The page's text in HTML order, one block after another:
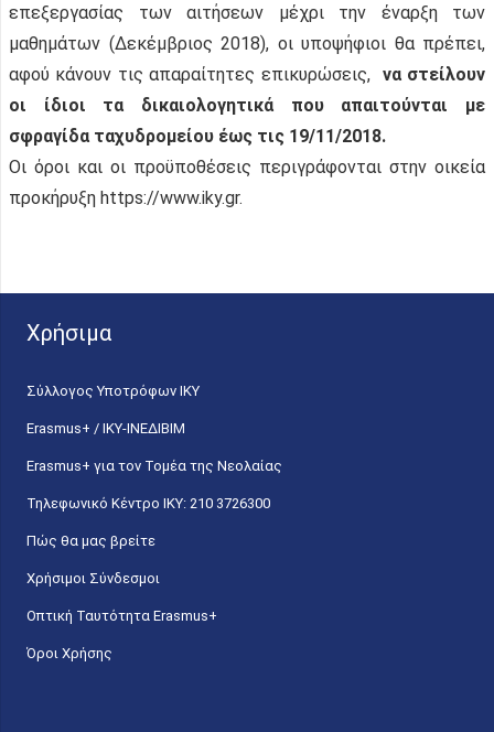
επεξεργασίας των αιτήσεων μέχρι την έναρξη των
μαθημάτων (Δεκέμβριος 2018), οι υποψήφιοι θα πρέπει,
αφού κάνουν τις απαραίτητες επικυρώσεις, να στείλουν
οι ίδιοι τα δικαιολογητικά που απαιτούνται με
σφραγίδα ταχυδρομείου έως τις 19/11/2018.
Οι όροι και οι προϋποθέσεις περιγράφονται στην οικεία
προκήρυξη https://www.iky.gr.
Χρήσιμα
Σύλλογος Υποτρόφων ΙΚΥ
Erasmus+ / ΙΚΥ-ΙΝΕΔΙΒΙΜ
Erasmus+ για τον Τομέα της Νεολαίας
Τηλεφωνικό Κέντρο IKY: 210 3726300
Πώς θα μας βρείτε
Χρήσιμοι Σύνδεσμοι
Οπτική Ταυτότητα Erasmus+
Όροι Χρήσης